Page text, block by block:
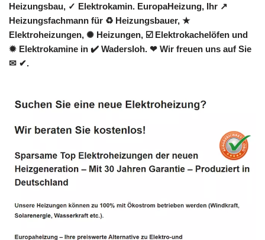
Heizungsbau, ✓ Elektrokamin. EuropaHeizung, Ihr ↗️
Heizungsfachmann für ♻ Heizungsbauer, ★
Elektroheizungen, ✺ Heizungen, ☑️ Elektrokachelöfen und
✹ Elektrokamine in ✔️ Wadersloh. ❤ Wir freuen uns auf Sie
✉ ✔.